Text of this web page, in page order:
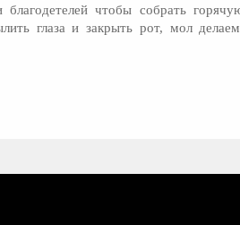
чтобы собрать
глаза и закрыть рот, мол